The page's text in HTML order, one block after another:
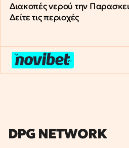
Διακοπές νερού την
Δείτε τις περιοχές
DPG NETWORK